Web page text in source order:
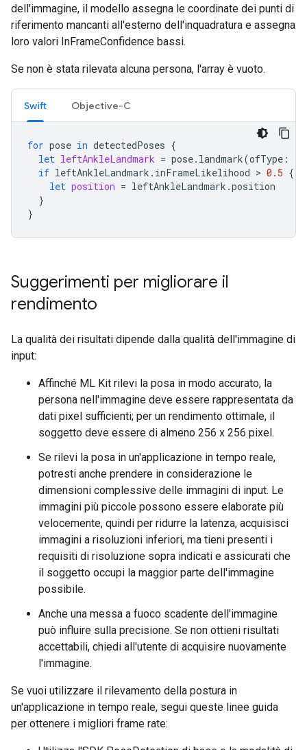
dell'immagine, il modello assegna le coordinate dei punti di
riferimento mancanti all'esterno dell'inquadratura e assegna
loro valori InFrameConfidence bassi.
Se non è stata rilevata alcuna persona, l'array è vuoto.
Swift Objective-C
for pose in detectedPoses {
let leftAnkleLandmark = pose. landmark(ofType :
if leftAnkleLandmark . inFrameLikelihood > 0.5 {
let position = leftAnkleLandmark .position
}
}
Suggerimenti per migliorare il
rendimento
La qualità dei risultati dipende dalla qualità dell'immagine di
input:
Affinché ML Kit rilevi la posa in modo accurato, la
persona nell'immagine deve essere rappresentata da
dati pixel sufficienti; per un rendimento ottimale, il
soggetto deve essere di almeno 256 x 256 pixel.
Se rilevi la posa in un'applicazione in tempo reale,
potresti anche prendere in considerazione le
dimensioni complessive delle immagini di input. Le
immagini più piccole possono essere elaborate più
velocemente, quindi per ridurre la latenza, acquisisci
immagini a risoluzioni inferiori, ma tieni presenti i
requisiti di risoluzione sopra indicati e assicurati che
il soggetto occupi la maggior parte dell'immagine
possibile.
Anche una messa a fuoco scadente dell'immagine
può influire sulla precisione. Se non ottieni risultati
accettabili, chiedi all'utente di acquisire nuovamente
l'immagine.
Se vuoi utilizzare il rilevamento della postura in
un'applicazione in tempo reale, segui queste linee guida
per ottenere i migliori frame rate: